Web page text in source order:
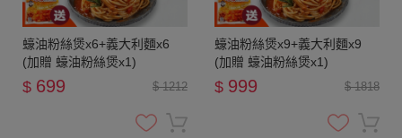
蠔油粉絲煲x6+義大利麵x6
(加贈 蠔油粉絲煲x1)
$ 1212
$ 699
蠔油粉絲煲x9+義大利麵x9
(加贈 蠔油粉絲煲x1)
$ 1818
$ 999